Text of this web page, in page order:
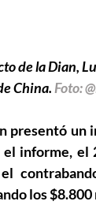
de la Dian,
China. Foto:
presentó un
el informe, el
los